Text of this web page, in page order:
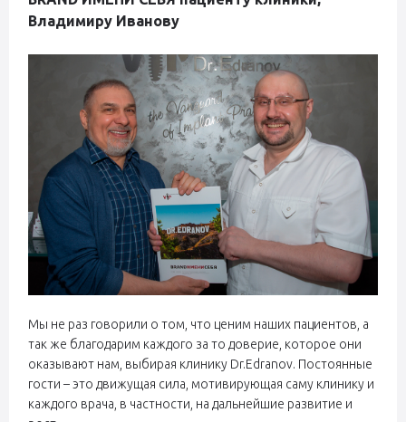
Владимиру Иванову
Мы не раз говорили о том, что ценим наших пациентов, а
так же благодарим каждого за то доверие, которое они
оказывают нам, выбирая клинику Dr.Edranov. Постоянные
гости – это движущая сила, мотивирующая саму клинику и
каждого врача, в частности, на дальнейшие развитие и